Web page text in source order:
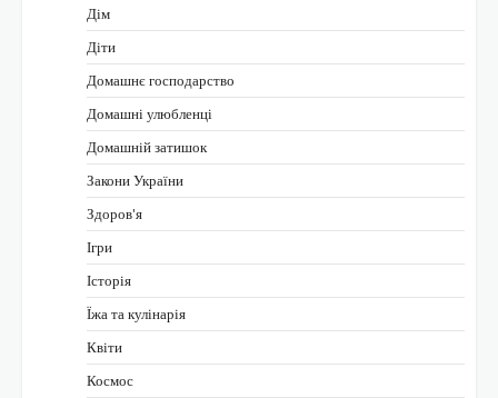
Дім
Діти
Домашнє господарство
Домашні улюбленці
Домашній затишок
Закони України
Здоров'я
Ігри
Історія
Їжа та кулінарія
Квіти
Космос